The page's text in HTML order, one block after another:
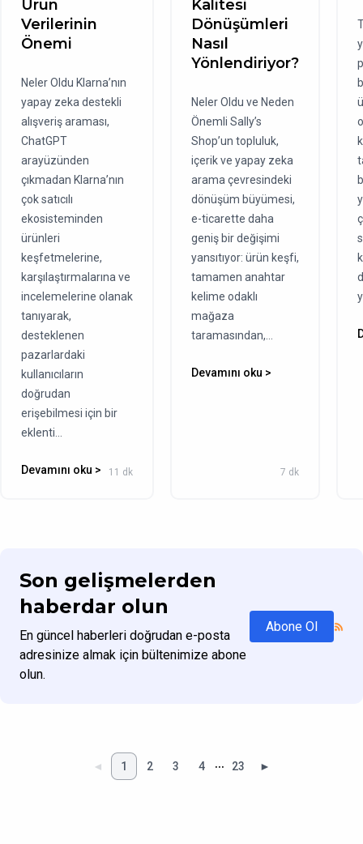
Ürün
Verilerinin
Önemi
Neler Oldu Klarna’nın
yapay zeka destekli
alışveriş araması,
ChatGPT
arayüzünden
çıkmadan Klarna’nın
çok satıcılı
ekosisteminden
ürünleri
keşfetmelerine,
karşılaştırmalarına ve
incelemelerine olanak
tanıyarak,
desteklenen
pazarlardaki
kullanıcıların
doğrudan
erişebilmesi için bir
eklenti...
Devamını oku > 11 dk
Kalitesi
Dönüşümleri
Nasıl
Yönlendiriyor?
Neler Oldu ve Neden
Önemli Sally’s
Shop’un topluluk,
içerik ve yapay zeka
arama çevresindeki
dönüşüm büyümesi,
e-ticarette daha
geniş bir değişimi
yansıtıyor: ürün keşfi,
tamamen anahtar
kelime odaklı
mağaza
taramasından,...
Devamını oku >
7 dk
Son gelişmelerden
haberdar olun
En güncel haberleri doğrudan e-posta
adresinize almak için bültenimize abone
olun.
Abone Ol
◄ 1 2 3 4 … 23 ►